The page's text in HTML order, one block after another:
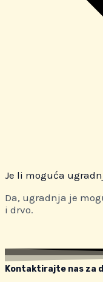
Je li moguća
Da, ugradnja je
i drvo.
Kontaktirajte nas za